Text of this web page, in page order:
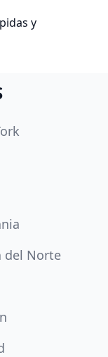
y
del Norte